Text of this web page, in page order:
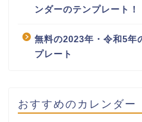
ンダーのテンプレート！
無料の2023年・令和5年
プレート
おすすめのカレンダー